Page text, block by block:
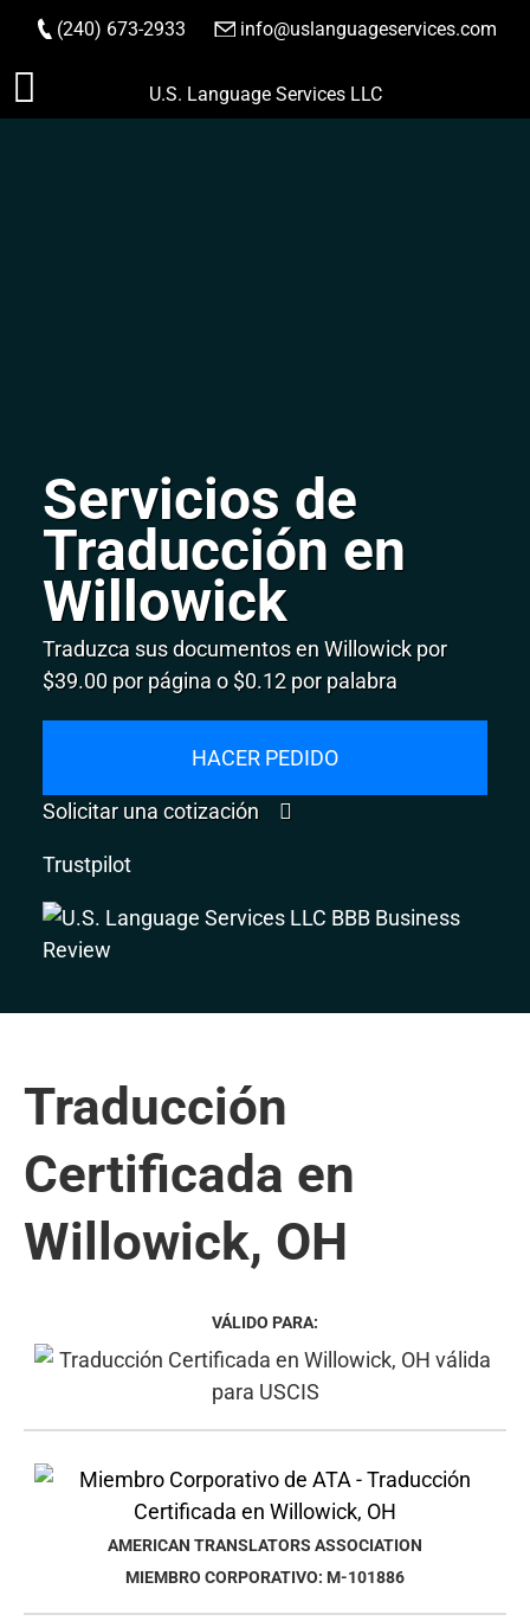
Saltar
(240) 673-2933 info@uslanguageservices.com
HACER PEDIDO
U.S. Language Services LLC
Servicios de
Traducción en
Willowick
Traduzca sus documentos en Willowick por
$39.00 por página o $0.12 por palabra
HACER PEDIDO
Solicitar una cotización
Trustpilot
Traducción
Certificada en
Willowick, OH
VÁLIDO PARA:
AMERICAN TRANSLATORS ASSOCIATION
MIEMBRO CORPORATIVO: M-101886